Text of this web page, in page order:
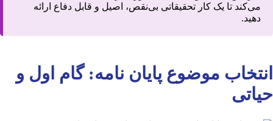
می‌کند تا یک کار تحقیقاتی بی‌نقص، اصیل و قابل دفاع ارائه
دهید.
انتخاب موضوع پایان نامه: گام اول و
حیاتی